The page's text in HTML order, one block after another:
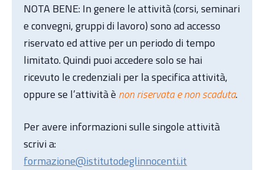
NOTA BENE: In genere le attività (corsi, seminari
e convegni, gruppi di lavoro) sono ad accesso
riservato ed attive per un periodo di tempo
limitato. Quindi puoi accedere solo se hai
ricevuto le credenziali per la specifica attività,
oppure se l’attività è non riservata e non scaduta.
Per avere informazioni sulle singole attività
scrivi a:
formazione@istitutodeglinnocenti.it